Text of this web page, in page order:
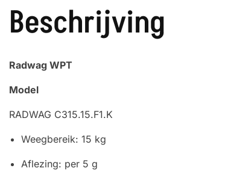
Beschrijving
Radwag WPT
Model
RADWAG C315.15.F1.K
Weegbereik: 15 kg
Aflezing: per 5 g